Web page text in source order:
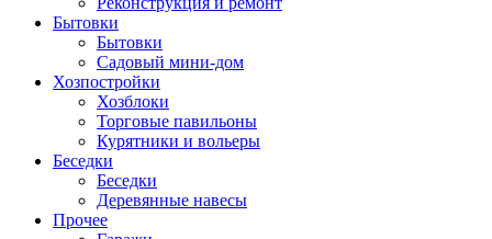
Бытовки
Бытовки
Садовый мини-дом
Хозпостройки
Хозблоки
Торговые павильоны
Курятники и вольеры
Беседки
Беседки
Деревянные навесы
Прочее